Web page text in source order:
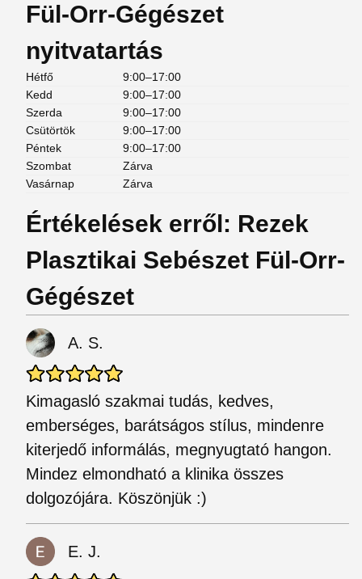
Fül-Orr-Gégészet
nyitvatartás
Hétfő
9:00–17:00
Kedd
9:00–17:00
Szerda
9:00–17:00
Csütörtök
9:00–17:00
Péntek
9:00–17:00
Szombat
Zárva
Vasárnap
Zárva
Értékelések erről: Rezek
Plasztikai Sebészet Fül-Orr-
Gégészet
A. S.
Kimagasló szakmai tudás, kedves,
emberséges, barátságos stílus, mindenre
kiterjedő informálás, megnyugtató hangon.
Mindez elmondható a klinika összes
dolgozójára. Köszönjük :)
E. J.